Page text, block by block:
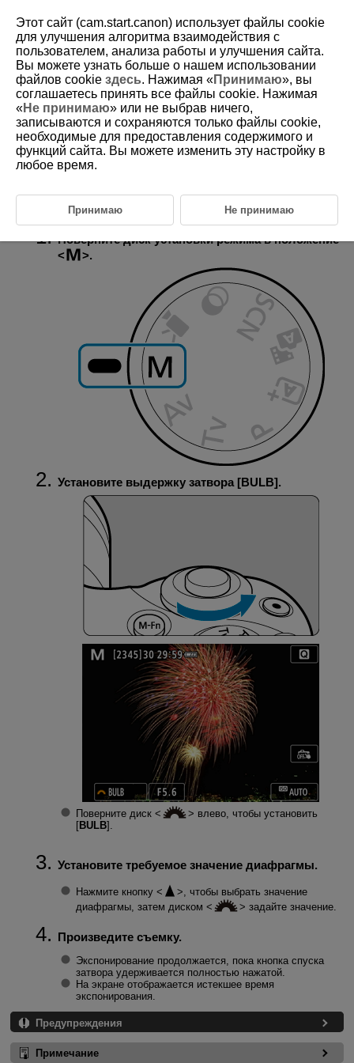
D101-046
Длительные ручные выдержки
В этом режиме затвор остается открытым все время, пока кнопка
спуска затвора удерживается полностью нажатой, и закрывается
при отпускании кнопки спуска затвора. Ручные длительные
выдержки рекомендуется использовать при ночных съемках,
других объектов, для которых требуется длительная выдержка.
Поверните диск установки режима в положение
.
Установите выдержку затвора [BULB].
Поверните диск
влево, чтобы установить
[BULB].
Установите требуемое значение диафрагмы.
Нажмите кнопку
, чтобы выбрать значение
диафрагмы, затем диском
задайте значение.
Произведите съемку.
Экспонирование продолжается, пока кнопка спуска
затвора удерживается полностью нажатой.
На экране отображается истекшее время
экспонирования.
Предупреждения
Примечание
Этот сайт (cam.start.canon) использует файлы cookie
для улучшения алгоритма взаимодействия с
пользователем, анализа работы и улучшения сайта.
Вы можете узнать больше о нашем использовании
файлов cookie здесь. Нажимая «Принимаю», вы
соглашаетесь принять все файлы cookie. Нажимая
«Не принимаю» или не выбрав ничего,
записываются и сохраняются только файлы cookie,
необходимые для предоставления содержимого и
функций сайта. Вы можете изменить эту настройку в
любое время.
Принимаю Не принимаю